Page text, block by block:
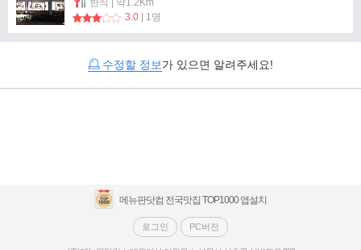
한식 | 약1.2Km
3.0 | 1명
수정할 정보가 있으면 알려주세요!
메뉴판닷컴 전국맛집 TOP1000 앱설치
로그인 PC버전